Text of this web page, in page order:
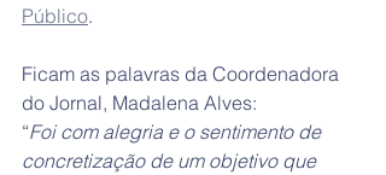
Público.
Ficam as palavras da Coordenadora
do Jornal, Madalena Alves:
“Foi com alegria e o sentimento de
concretização de um objetivo que